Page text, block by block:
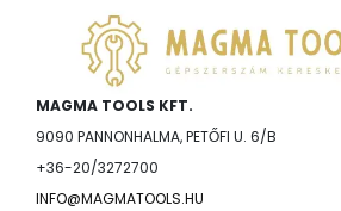
MAGMA TOOLS KFT.
9090 PANNONHALMA, PETŐFI U. 6/B
+36-20/3272700
INFO@MAGMATOOLS.HU